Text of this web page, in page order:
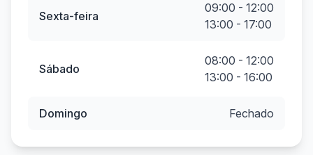
Sexta-feira
09:00 - 12:00
13:00 - 17:00
Sábado
08:00 - 12:00
13:00 - 16:00
Domingo Fechado